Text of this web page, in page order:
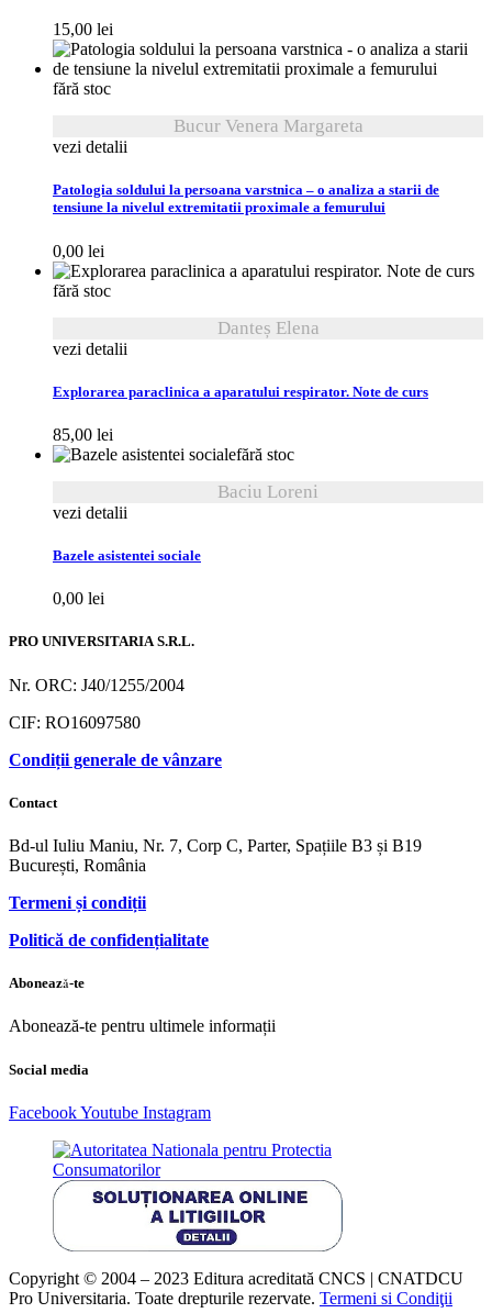
15,00 lei
fără stoc
Bucur Venera Margareta
vezi detalii
Patologia soldului la persoana varstnica – o analiza a starii de
tensiune la nivelul extremitatii proximale a femurului
0,00 lei
fără stoc
Danteș Elena
vezi detalii
Explorarea paraclinica a aparatului respirator. Note de curs
85,00 lei
fără stoc
Baciu Loreni
vezi detalii
Bazele asistentei sociale
0,00 lei
PRO UNIVERSITARIA S.R.L.
Nr. ORC: J40/1255/2004
CIF: RO16097580
Condiții generale de vânzare
Contact
Bd-ul Iuliu Maniu, Nr. 7, Corp C, Parter, Spațiile B3 și B19
București, România
Termeni și condiții
Politică de confidențialitate
Abonează-te
Abonează-te pentru ultimele informații
Social media
FacebookYoutube Instagram
Copyright © 2004 – 2023 Editura acreditată CNCS | CNATDCU
Pro Universitaria. Toate drepturile rezervate. Termeni si Condiţii